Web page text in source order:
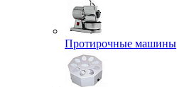
Протирочные машины